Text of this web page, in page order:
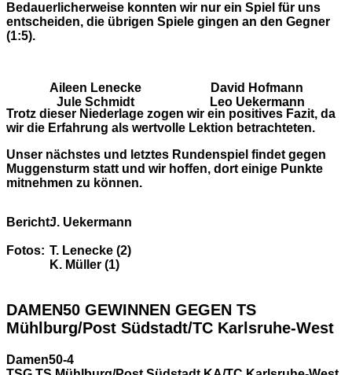
Bedauerlicherweise konnten wir nur ein Spiel für uns
entscheiden, die übrigen Spiele gingen an den Gegner
(1:5).
Aileen Lenecke
Jule Schmidt
David Hofmann
Leo Uekermann
Trotz dieser Niederlage zogen wir ein positives Fazit, da
wir die Erfahrung als wertvolle Lektion betrachteten.
Unser nächstes und letztes Rundenspiel findet gegen
Muggensturm statt und wir hoffen, dort einige Punkte
mitnehmen zu können.
Bericht:
Fotos:
J. Uekermann
T. Lenecke (2)
K. Müller (1)
DAMEN50 GEWINNEN GEGEN TS
Mühlburg/Post Südstadt/TC Karlsruhe-West
Damen50-4